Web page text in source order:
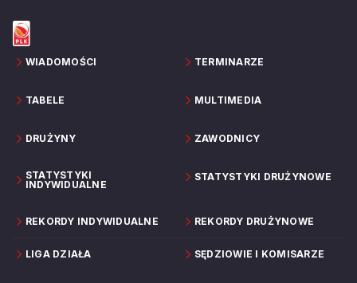
WIADOMOŚCI TERMINARZE
TABELE MULTIMEDIA
DRUŻYNY ZAWODNICY
STATYSTYKI
INDYWIDUALNE
STATYSTYKI DRUŻYNOWE
REKORDY INDYWIDUALNE REKORDY DRUŻYNOWE
LIGA DZIAŁA SĘDZIOWIE I KOMISARZE